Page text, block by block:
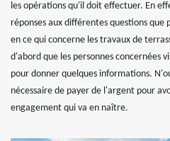
les opérations qu'il doit effectuer. En
réponses aux différentes questions que
en ce qui concerne les travaux de
d'abord que les personnes concernées
pour donner quelques informations.
nécessaire de payer de l'argent pour
engagement qui va en naître.